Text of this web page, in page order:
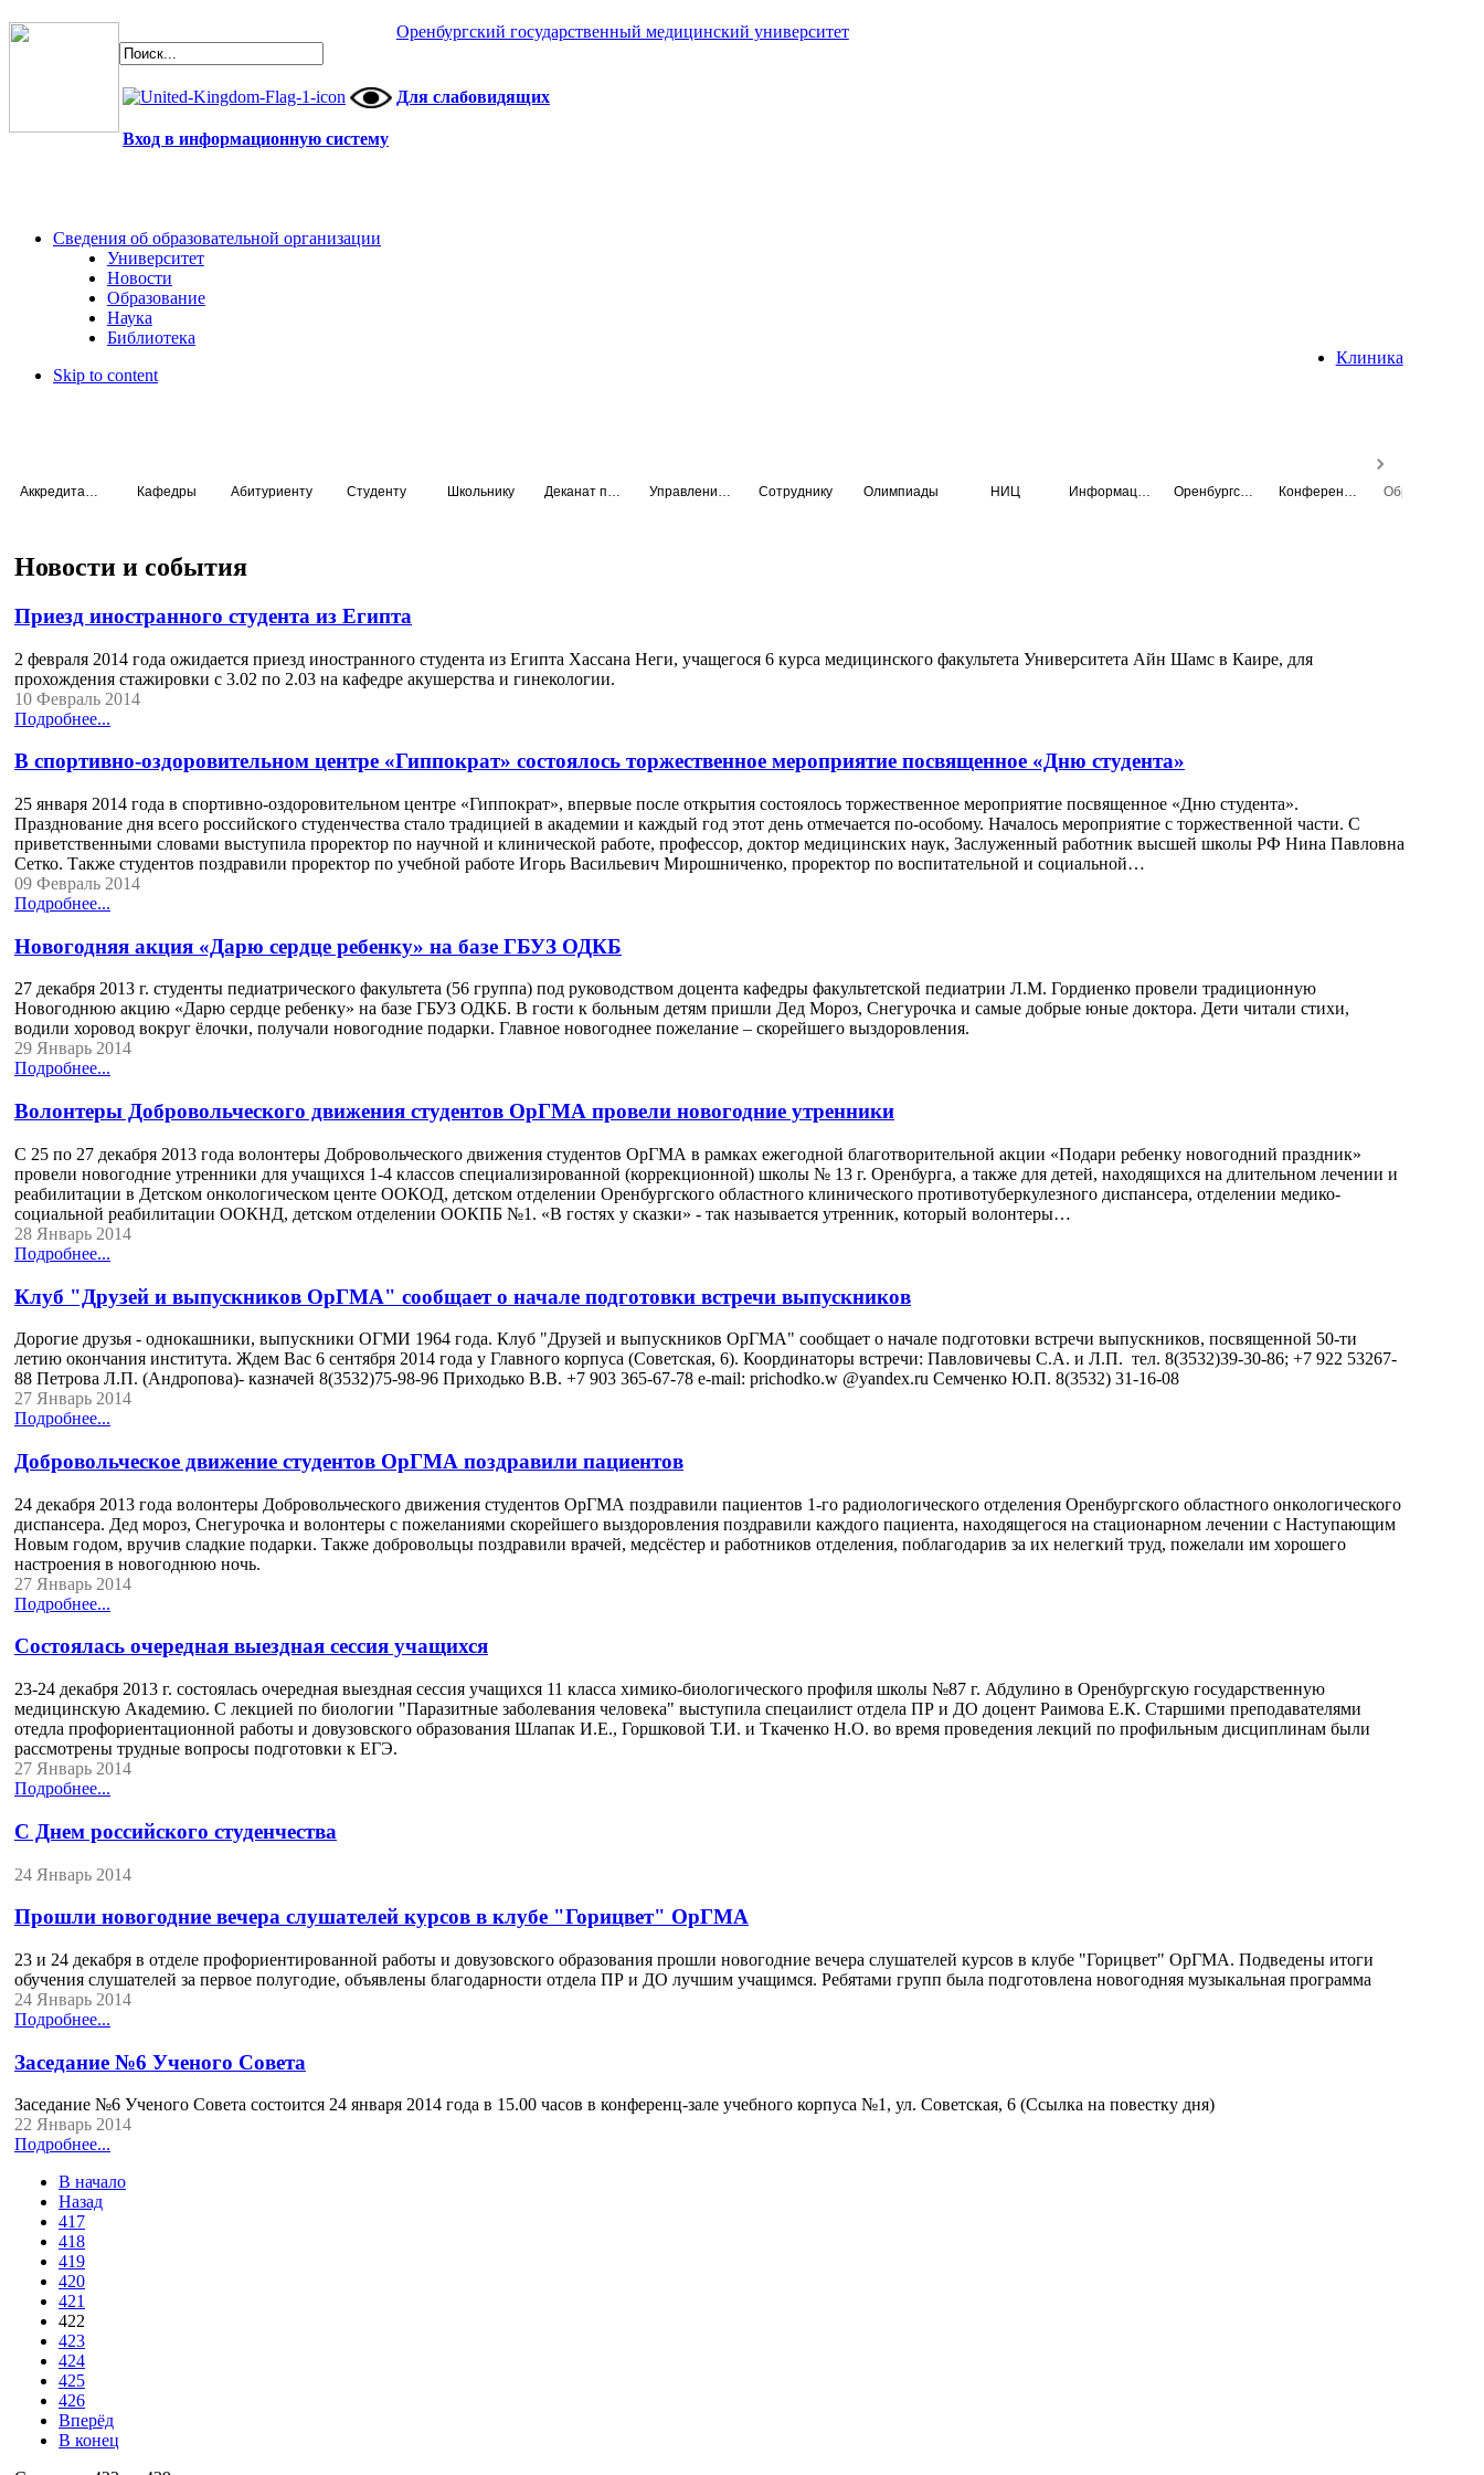
Оренбургский государственный медицинский университет
Для слабовидящих
Вход в информационную систему
Сведения об образовательной организации
Университет
Новости
Образование
Наука
Библиотека
Клиника
Skip to content
Кафедры Абитуриенту Студенту Школьнику Сотруднику Олимпиады НИЦ
Новости и события
Приезд иностранного студента из Египта
2 февраля 2014 года ожидается приезд иностранного студента из Египта Хассана Неги, учащегося 6 курса медицинского факультета Университета Айн Шамс в Каире, для
прохождения стажировки с 3.02 по 2.03 на кафедре акушерства и гинекологии.
10 Февраль 2014
Подробнее...
В спортивно-оздоровительном центре «Гиппократ» состоялось торжественное мероприятие посвященное «Дню студента»
25 января 2014 года в спортивно-оздоровительном центре «Гиппократ», впервые после открытия состоялось торжественное мероприятие посвященное «Дню студента».
Празднование дня всего российского студенчества стало традицией в академии и каждый год этот день отмечается по-особому. Началось мероприятие с торжественной части. С
приветственными словами выступила проректор по научной и клинической работе, профессор, доктор медицинских наук, Заслуженный работник высшей школы РФ Нина Павловна
Сетко. Также студентов поздравили проректор по учебной работе Игорь Васильевич Мирошниченко, проректор по воспитательной и социальной…
09 Февраль 2014
Подробнее...
Новогодняя акция «Дарю сердце ребенку» на базе ГБУЗ ОДКБ
27 декабря 2013 г. студенты педиатрического факультета (56 группа) под руководством доцента кафедры факультетской педиатрии Л.М. Гордиенко провели традиционную
Новогоднюю акцию «Дарю сердце ребенку» на базе ГБУЗ ОДКБ. В гости к больным детям пришли Дед Мороз, Снегурочка и самые добрые юные доктора. Дети читали стихи,
водили хоровод вокруг ёлочки, получали новогодние подарки. Главное новогоднее пожелание – скорейшего выздоровления.
29 Январь 2014
Подробнее...
Волонтеры Добровольческого движения студентов ОрГМА провели новогодние утренники
С 25 по 27 декабря 2013 года волонтеры Добровольческого движения студентов ОрГМА в рамках ежегодной благотворительной акции «Подари ребенку новогодний праздник»
провели новогодние утренники для учащихся 1-4 классов специализированной (коррекционной) школы № 13 г. Оренбурга, а также для детей, находящихся на длительном лечении и
реабилитации в Детском онкологическом центе ООКОД, детском отделении Оренбургского областного клинического противотуберкулезного диспансера, отделении медико-
социальной реабилитации ООКНД, детском отделении ООКПБ №1. «В гостях у сказки» - так называется утренник, который волонтеры…
28 Январь 2014
Подробнее...
Клуб "Друзей и выпускников ОрГМА" сообщает о начале подготовки встречи выпускников
Дорогие друзья - однокашники, выпускники ОГМИ 1964 года. Клуб "Друзей и выпускников ОрГМА" сообщает о начале подготовки встречи выпускников, посвященной 50-ти
летию окончания института. Ждем Вас 6 сентября 2014 года у Главного корпуса (Советская, 6). Координаторы встречи: Павловичевы С.А. и Л.П. тел. 8(3532)39-30-86; +7 922 53267-
88 Петрова Л.П. (Андропова)- казначей 8(3532)75-98-96 Приходько В.В. +7 903 365-67-78 е-mail: prichodko.w @yandex.ru Семченко Ю.П. 8(3532) 31-16-08
27 Январь 2014
Подробнее...
Добровольческое движение студентов ОрГМА поздравили пациентов
24 декабря 2013 года волонтеры Добровольческого движения студентов ОрГМА поздравили пациентов 1-го радиологического отделения Оренбургского областного онкологического
диспансера. Дед мороз, Снегурочка и волонтеры с пожеланиями скорейшего выздоровления поздравили каждого пациента, находящегося на стационарном лечении с Наступающим
Новым годом, вручив сладкие подарки. Также добровольцы поздравили врачей, медсёстер и работников отделения, поблагодарив за их нелегкий труд, пожелали им хорошего
настроения в новогоднюю ночь.
27 Январь 2014
Подробнее...
Состоялась очередная выездная сессия учащихся
23-24 декабря 2013 г. состоялась очередная выездная сессия учащихся 11 класса химико-биологического профиля школы №87 г. Абдулино в Оренбургскую государственную
медицинскую Академию. С лекцией по биологии "Паразитные заболевания человека" выступила спецаилист отдела ПР и ДО доцент Раимова Е.К. Старшими преподавателями
отедла профориентационной работы и довузовского образования Шлапак И.Е., Горшковой Т.И. и Ткаченко Н.О. во время проведения лекций по профильным дисциплинам были
рассмотрены трудные вопросы подготовки к ЕГЭ.
27 Январь 2014
Подробнее...
С Днем российского студенчества
24 Январь 2014
Прошли новогодние вечера слушателей курсов в клубе "Горицвет" ОрГМА
23 и 24 декабря в отделе профориентированной работы и довузовского образования прошли новогодние вечера слушателей курсов в клубе "Горицвет" ОрГМА. Подведены итоги
обучения слушателей за первое полугодие, объявлены благодарности отдела ПР и ДО лучшим учащимся. Ребятами групп была подготовлена новогодняя музыкальная программа
24 Январь 2014
Подробнее...
Заседание №6 Ученого Совета
Заседание №6 Ученого Совета состоится 24 января 2014 года в 15.00 часов в конференц-зале учебного корпуса №1, ул. Советская, 6 (Ссылка на повестку дня)
22 Январь 2014
Подробнее...
В начало
Назад
417
418
419
420
421
422
423
424
425
426
Вперёд
В конец